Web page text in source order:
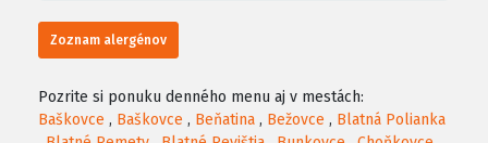
Zoznam alergénov
Pozrite si ponuku denného menu aj v mestách:
Baškovce , Baškovce , Beňatina , Bežovce , Blatná Polianka